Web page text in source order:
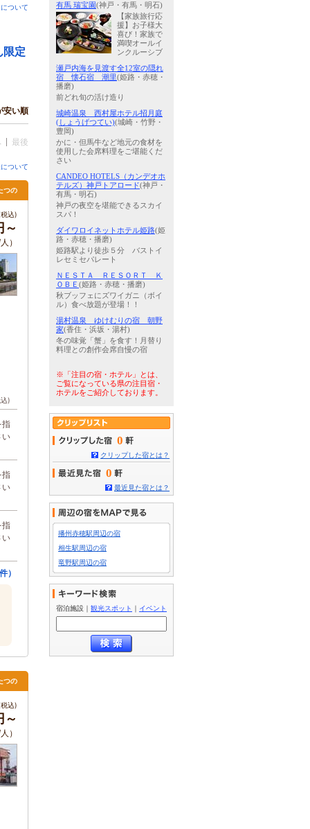
ついて
定
安い順
最後
ついて
つの
込)
）
)
指
い
指
い
指
い
）
つの
込)
）
有馬 瑞宝園(神戸・有馬・明石)
【家族旅行応
援】お子様大
喜び！家族で
満喫オールイ
ンクルーシブ
瀬戸内海を見渡す全12室の隠れ
宿 懐石宿 潮里(姫路・赤穂・
播磨)
前どれ旬の活け造り
城崎温泉 西村屋ホテル招月庭
(しょうげつてい)(城崎・竹野・
豊岡)
かに・但馬牛など地元の食材を
使用した会席料理をご堪能くだ
さい
CANDEO HOTELS（カンデオホ
テルズ）神戸トアロード(神戸・
有馬・明石)
神戸の夜空を堪能できるスカイ
スパ！
ダイワロイネットホテル姫路(姫
路・赤穂・播磨)
姫路駅より徒歩５分 バストイ
レセミセパレート
ＮＥＳＴＡ ＲＥＳＯＲＴ Ｋ
ＯＢＥ (姫路・赤穂・播磨)
秋ブッフェにズワイガニ（ボイ
ル）食べ放題が登場！！
湯村温泉 ゆけむりの宿 朝野
家(香住・浜坂・湯村)
冬の味覚「蟹」を食す！月替り
料理との創作会席自慢の宿
※「注目の宿・ホテル」とは、
ご覧になっている県の注目宿・
ホテルをご紹介しております。
0
クリップした宿とは？
0
最近見た宿とは？
播州赤穂駅周辺の宿
相生駅周辺の宿
竜野駅周辺の宿
宿泊施設 ｜ 観光スポット ｜ イベント